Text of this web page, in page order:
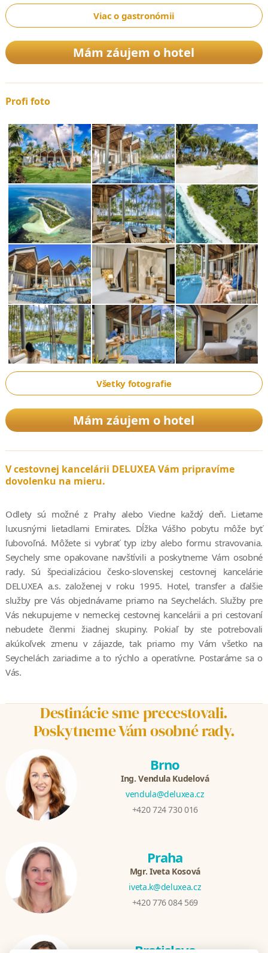
Viac o gastronómii
Mám záujem o hotel
Profi foto
Všetky fotografie
Mám záujem o hotel
V cestovnej kancelárii DELUXEA Vám pripravíme
dovolenku na mieru.
Odlety sú možné z Prahy alebo Viedne každý deň. Lietame
luxusnými lietadlami Emirates. Dĺžka Vášho pobytu môže byť
ľubovoľná. Môžete si vybrať typ izby alebo formu stravovania.
Seychely sme opakovane navštívili a poskytneme Vám osobné
rady. Sú špecializáciou česko-slovenskej cestovnej kancelárie
DELUXEA a.s. založenej v roku 1995. Hotel, transfer a ďalšie
služby pre Vás objednávame priamo na Seychelách. Služby pre
Vás nekupujeme v nemeckej cestovnej kancelárii a pri cestovaní
nebudete členmi žiadnej skupiny. Pokiaľ by ste potrebovali
akúkoľvek zmenu v zájazde, tak priamo my Vám všetko na
Seychelách zariadime a to rýchlo a operatívne. Postaráme sa o
Vás.
Destinácie sme precestovali.
Poskytneme Vám osobné rady.
Brno
Ing. Vendula Kudelová
vendula@deluxea.cz
+420 724 730 016
Praha
Mgr. Iveta Kosová
iveta.k@deluxea.cz
+420 776 084 569